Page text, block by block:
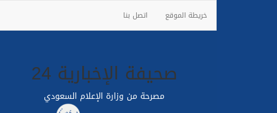
خريطة الموقع اتصل بنا
صحيفة الإخبارية 24
مصرحة من وزارة الإعلام السعودي